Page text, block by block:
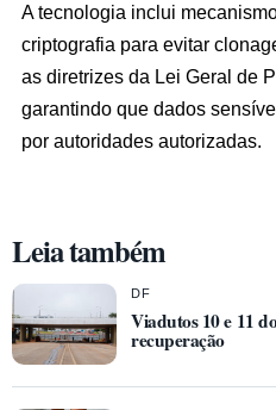
A tecnologia inclui
criptografia para evitar
as diretrizes da Lei Geral de
garantindo que dados
por autoridades autorizadas.
Leia também
DF
Viadutos 10 e 11
recuperação